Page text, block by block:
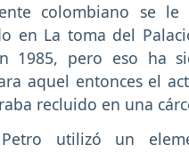
colombiano se le
en La toma del
1985, pero eso ha
aquel entonces el
recluido en una
utilizó un